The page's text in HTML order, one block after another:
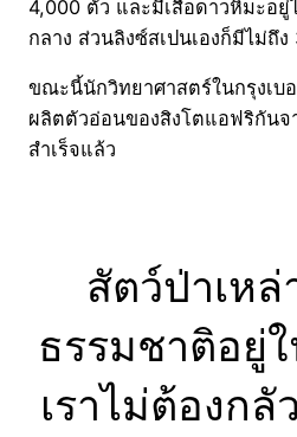
4,000 ตัว และมีเสือดาวหิมะอยู่
กลาง ส่วนลิงซ์สเปนเองก็มีไม่ถึ
ขณะนี้นักวิทยาศาสตร์ในกรุงเบ
ผลิตตัวอ่อนของสิงโตแอฟริกันจ
สำเร็จแล้ว
สัตว์ป่าเห
ธรรมชาติอยู่
เราไม่ต้องก